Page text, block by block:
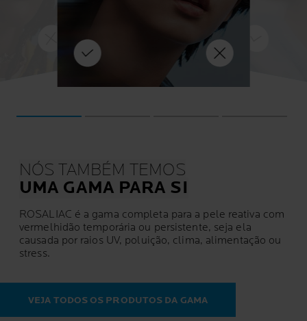
para pele
provoca vermelhidão e erupções
usa proteção UVA-UVB de amplo
espectro e UVA longa, utilize a
gama
na sua rotina
NÓS TAMBÉM TEMOS
UMA GAMA PARA SI
ROSALIAC é a gama completa para a pele reativa com
vermelhidão temporária ou persistente, seja ela
causada por raios UV, poluição, clima, alimentação ou
stress.
VEJA TODOS OS PRODUTOS DA GAMA